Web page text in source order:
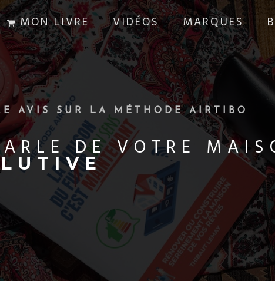
MON LIVRE VIDÉOS MARQUES
AVIS SUR LA MÉTHODE AIRTIBO
DE VOTRE
AUTONOME
ISOLEE
SENS